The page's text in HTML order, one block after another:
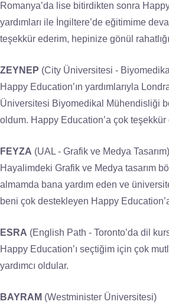
Romanya’da lise bitirdikten sonra
yardımları ile İngiltere’de eğitimime
teşekkür ederim, hepinize gönül
ZEYNEP (City Üniversitesi -
Happy Education’ın yardımlarıyla
Üniversitesi Biyomedikal Mühendisliği
oldum. Happy Education’a çok teşekkür
FEYZA (UAL - Grafik ve Medya Tasarım)
Hayalimdeki Grafik ve Medya tasarım
almamda bana yardım eden ve
beni çok destekleyen Happy
ESRA (English Path - Toronto’da dil
Happy Education’ı seçtiğim için çok
yardımcı oldular.
BAYRAM (Westminister Üniversitesi)